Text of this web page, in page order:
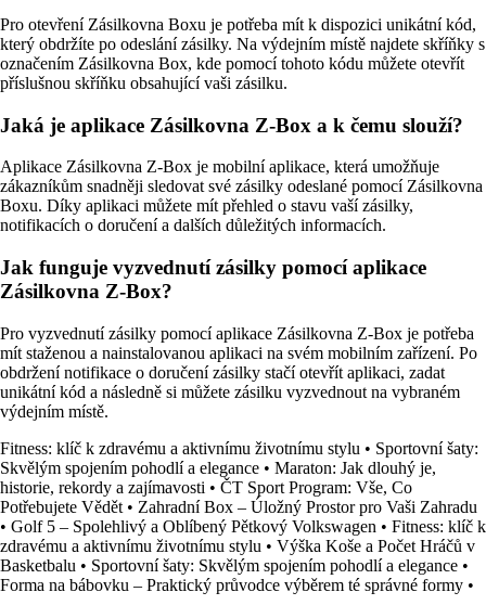
Pro otevření Zásilkovna Boxu je potřeba mít k dispozici unikátní kód,
který obdržíte po odeslání zásilky. Na výdejním místě najdete skříňky s
označením Zásilkovna Box, kde pomocí tohoto kódu můžete otevřít
příslušnou skříňku obsahující vaši zásilku.
Jaká je aplikace Zásilkovna Z-Box a k čemu slouží?
Aplikace Zásilkovna Z-Box je mobilní aplikace, která umožňuje
zákazníkům snadněji sledovat své zásilky odeslané pomocí Zásilkovna
Boxu. Díky aplikaci můžete mít přehled o stavu vaší zásilky,
notifikacích o doručení a dalších důležitých informacích.
Jak funguje vyzvednutí zásilky pomocí aplikace
Zásilkovna Z-Box?
Pro vyzvednutí zásilky pomocí aplikace Zásilkovna Z-Box je potřeba
mít staženou a nainstalovanou aplikaci na svém mobilním zařízení. Po
obdržení notifikace o doručení zásilky stačí otevřít aplikaci, zadat
unikátní kód a následně si můžete zásilku vyzvednout na vybraném
výdejním místě.
Fitness: klíč k zdravému a aktivnímu životnímu stylu • Sportovní šaty:
Skvělým spojením pohodlí a elegance • Maraton: Jak dlouhý je,
historie, rekordy a zajímavosti • ČT Sport Program: Vše, Co
Potřebujete Vědět • Zahradní Box – Úložný Prostor pro Vaši Zahradu
• Golf 5 – Spolehlivý a Oblíbený Pětkový Volkswagen • Fitness: klíč k
zdravému a aktivnímu životnímu stylu • Výška Koše a Počet Hráčů v
Basketbalu • Sportovní šaty: Skvělým spojením pohodlí a elegance •
Forma na bábovku – Praktický průvodce výběrem té správné formy •